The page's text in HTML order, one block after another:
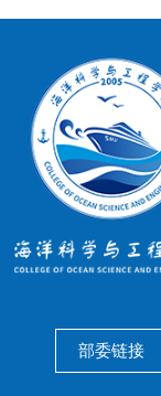
部委链接